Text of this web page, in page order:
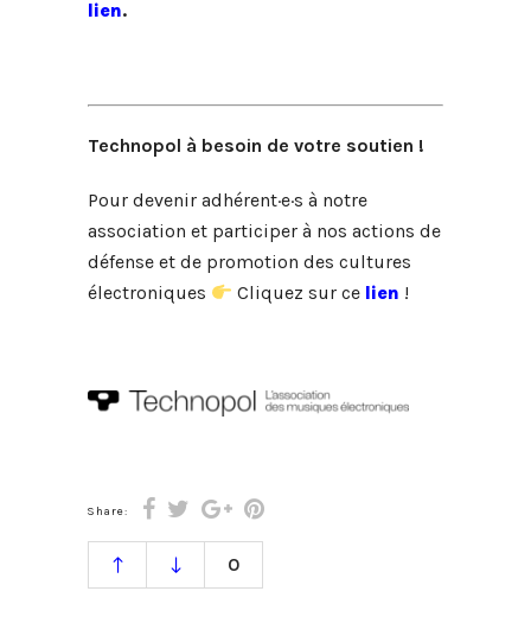
lien.
Technopol à besoin de votre soutien !
Pour devenir adhérent·e·s à notre
association et participer à nos actions de
défense et de promotion des cultures
électroniques
Cliquez sur ce lien !
Share:
0